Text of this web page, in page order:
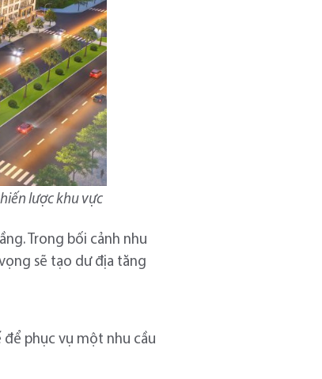
lược khu vực
Trong bối cảnh nhu
sẽ tạo dư địa tăng
phục vụ một nhu cầu